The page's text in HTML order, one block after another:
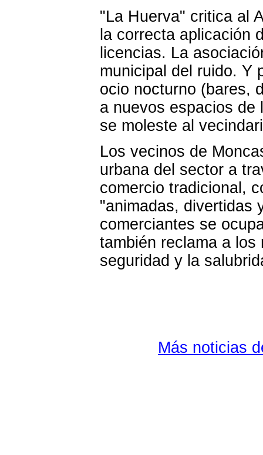
"La Huerva" critica al
la correcta aplicación
licencias. La
municipal del ruido. Y
ocio nocturno (bares,
a nuevos espacios de
se moleste al
Los vecinos de
urbana del sector a
comercio tradicional,
"animadas, divertidas
comerciantes se
también reclama a
seguridad y la
Más noticias